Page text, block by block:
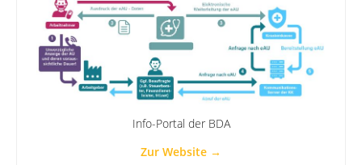
Info-Portal der BDA
Zur Website →